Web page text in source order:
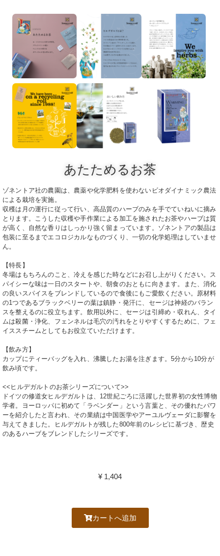
あたためるお茶
ゾネントア社の農園は、農薬や化学肥料を使わないビオダイナミック農法
による栽培を実施。
収穫は月の運行に従って行い、高品質のハーブのみを手でていねいに摘み
とります。こうした収穫や手作業による 加工を施されたお茶やハーブは質
が高く、自然な香りはしっかり強く留まっています。 ゾネントアの製品は
包装に至るまでエコロジカルなものづくり、一切の化学処理はしていませ
ん。
【特長】
冬場はもちろんのこと、冷えを感じた時などにお召し上がりください。
ス
パイシーな味は一日のスタートや、朝食のおともに向きます。また、消化
の良いスパイスをブレンドしているので食後にもご愛飲ください。
原材料
の1つであるブラックベリーの葉は鎮静・発汗に、セージは神経のバラン
スを整えるのに役立ちます。 飲用以外に、セージは引締め・収れん、タイ
ムは殺菌・浄化、フェンネルは毛穴の汚れをとりやすくするために、 フェ
イススチームとしてもお役立ていただけます。
【飲み方】
カップにティーバッグを入れ、沸騰したお湯を注ぎます。5分から10分が
飲み頃です。
<<ヒルデガルトのお茶シリーズについて>>
ドイツの修道女ヒルデガルトは、12世紀ごろに活躍した世界初の女性博物
学者。
ヨーロッパに初めて「ラベンダー」という言葉と、その優れたパワ
ーを紹介したと言われ、その業績は中国医学やアーユルヴェーダに影響を
与えてきました。
ヒルデガルトが残した800年前のレシピに基づき、歴史
のあるハーブをブレンドしたシリーズです。
¥ 1,404
カートへ追加